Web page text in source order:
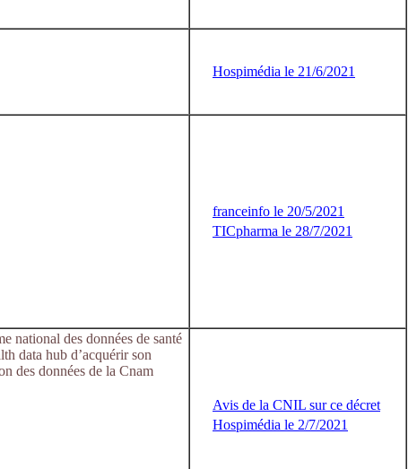
Hospimédia le 21/6/2021
franceinfo le 20/5/2021
TICpharma le 28/7/2021
national des données de santé
data hub d’acquérir son
des données de la Cnam
Avis de la CNIL sur ce décret
Hospimédia le 2/7/2021